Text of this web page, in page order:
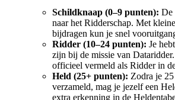
Schildknaap (0–9 punten): De
naar het Ridderschap. Met
bijdragen kun je snel
Ridder (10–24 punten): Je
zijn bij de missie van
officieel vermeld als Ridder in
Held (25+ punten): Zodra je
verzameld, mag je jezelf een
extra erkenning in de